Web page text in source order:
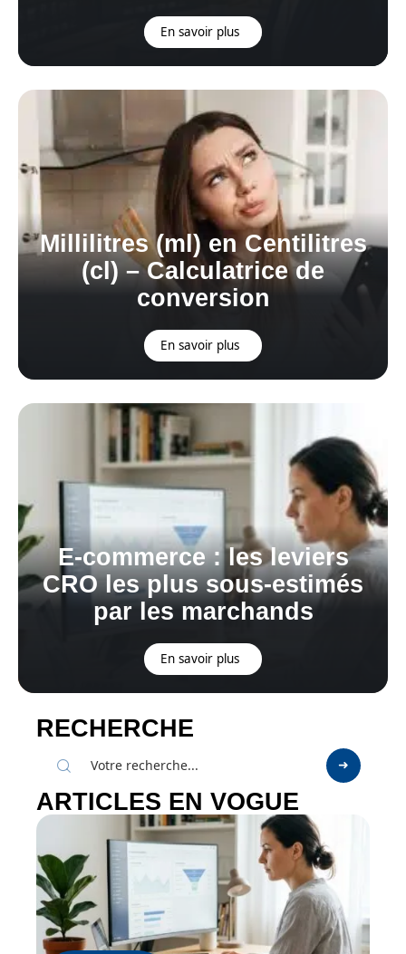
En savoir plus
Millilitres (ml) en Centilitres
(cl) – Calculatrice de
conversion
En savoir plus
E-commerce : les leviers
CRO les plus sous-estimés
par les marchands
En savoir plus
RECHERCHE
ARTICLES EN VOGUE